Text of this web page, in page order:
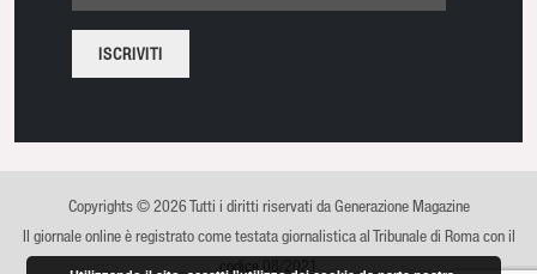
Copyrights © 2026 Tutti i diritti riservati da Generazione Magazine
Il giornale online è registrato come testata giornalistica al Tribunale di Roma con il